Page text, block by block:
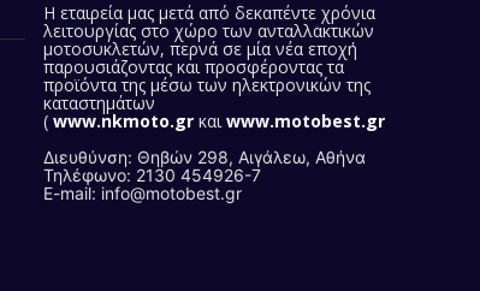
Η εταιρεία μαςμετά από δεκαπέντε χρόνια
λειτουργίας στο χώρο των ανταλλακτικών
μοτοσυκλετών, περνά σε μία νέα εποχή
παρουσιάζοντας και προσφέροντας τα
προϊόντα της μέσω των ηλεκτρονικών της
καταστημάτων
( www.nkmoto.gr και www.motobest.gr)
Διευθύνση: Θηβών 298, Αιγάλεω, Αθήνα
Τηλέφωνο: 2130 454926-7
E-mail: info@motobest.gr